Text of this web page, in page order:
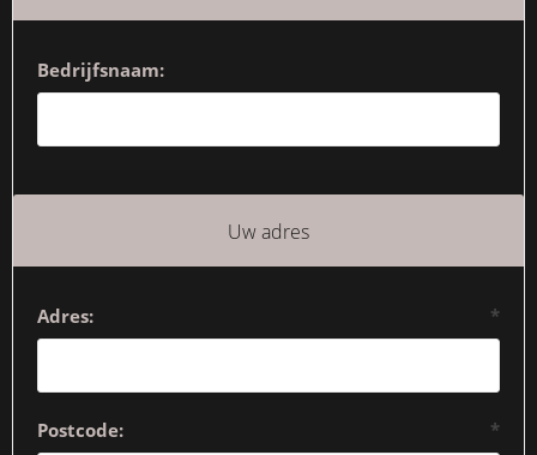
Bedrijfsnaam:
Uw adres
Adres: *
Postcode: *